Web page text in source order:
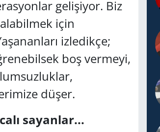
gelişiyor. Biz
için
izledikçe;
boş vermeyi,
düşer.
sayanlar...